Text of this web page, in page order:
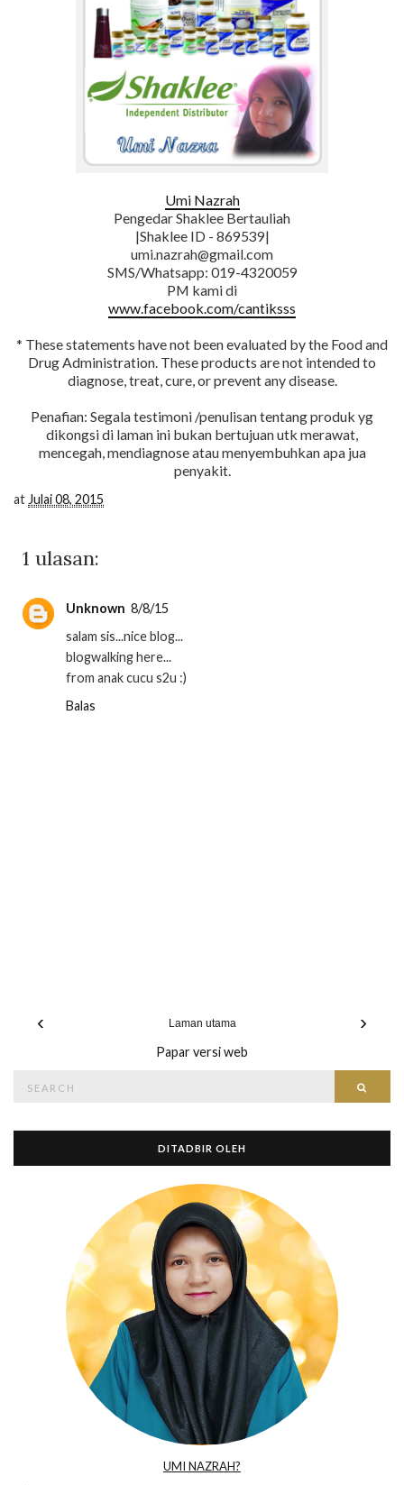
Umi Nazrah
Pengedar Shaklee Bertauliah
|Shaklee ID - 869539|
umi.nazrah@gmail.com
SMS/Whatsapp: 019-4320059
PM kami di
www.facebook.com/cantiksss
* These statements have not been evaluated by the Food and
Drug Administration. These products are not intended to
diagnose, treat, cure, or prevent any disease.
Penafian: Segala testimoni /penulisan tentang produk yg
dikongsi di laman ini bukan bertujuan utk merawat,
mencegah, mendiagnose atau menyembuhkan apa jua
penyakit.
at Julai 08, 2015
1 ulasan:
Unknown 8/8/15
salam sis...nice blog...
blogwalking here...
from anak cucu s2u :)
Balas
‹ ›
Laman utama
Papar versi web
for:
DITADBIR OLEH
UMI NAZRAH?